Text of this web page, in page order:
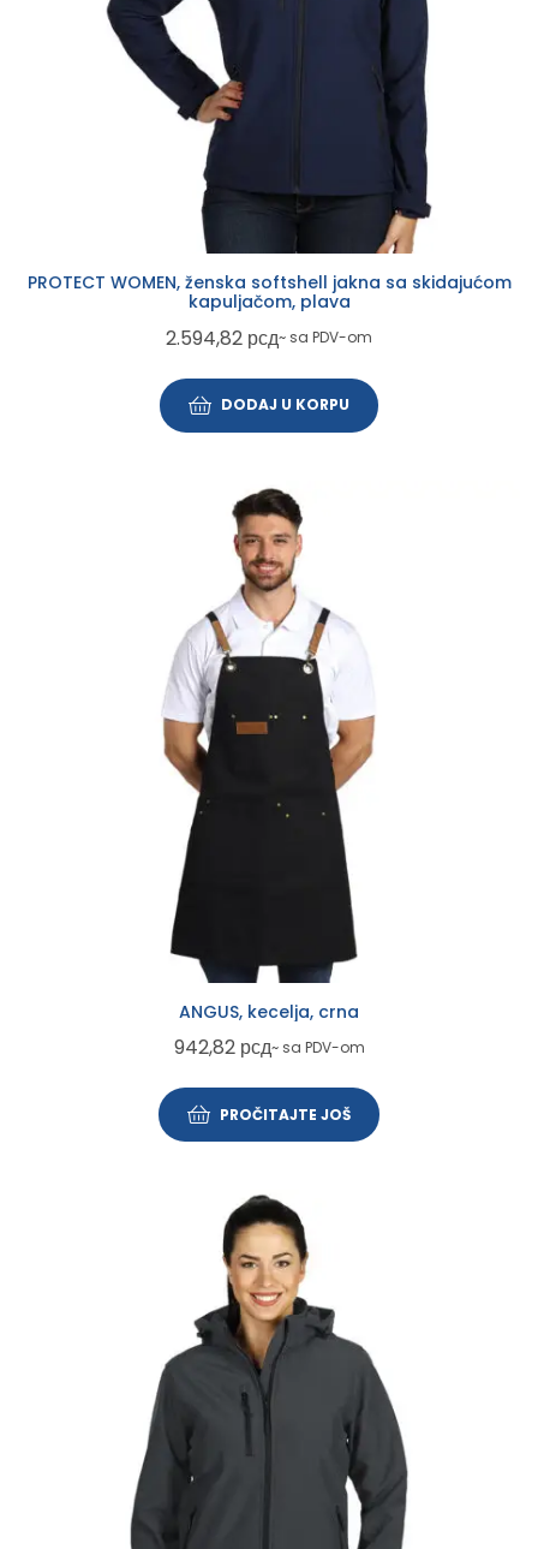
PROTECT WOMEN, ženska softshell jakna sa skidajućom
kapuljačom, plava
2.594,82 рсд~ sa PDV-om
DODAJ U KORPU
ANGUS, kecelja, crna
942,82 рсд~ sa PDV-om
PROČITAJTE JOŠ